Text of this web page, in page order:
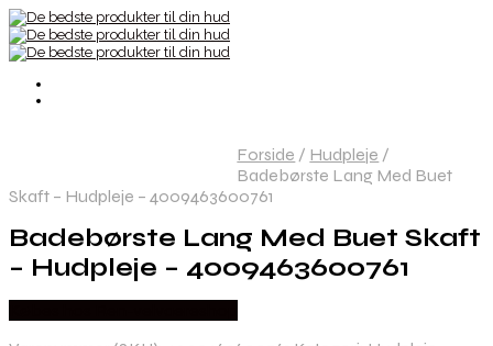
Forside / Hudpleje /
Badebørste Lang Med Buet
Skaft – Hudpleje – 4009463600761
Badebørste Lang Med Buet Skaft
– Hudpleje – 4009463600761